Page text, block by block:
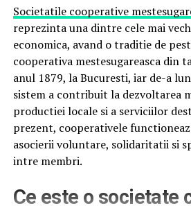
Durabilitate și rezistență:
înaltă calitate, pavelele
uzură, intemperii și șocuri
mențin aspectul impecabil
în condiții de trafic intens
climatici
Versatilitate în utilizare:
utilizate pentru o varietate
de grădină, terase sau
formei lor compacte și
disponibile într-o gamă
ceea ce le face
Societatile cooperative
reprezinta una dintre cele mai
economica, avand o traditie de
cooperativa mestesugareasca din
anul 1879, la Bucuresti, iar de-a
sistem a contribuit la dezvoltarea
productiei locale si a serviciilor
prezent, cooperativele
asocierii voluntare, solidaritatii si
intre membri.
Ce este o societate